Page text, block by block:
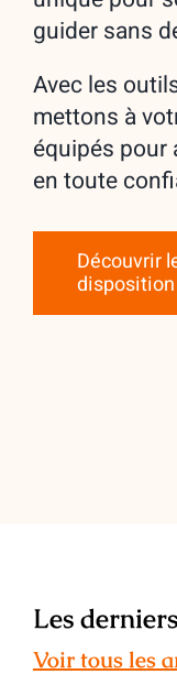
guider sans
Avec les
mettons à
équipés pour
en toute
Découvrir
disposition
Les
Voir tous les